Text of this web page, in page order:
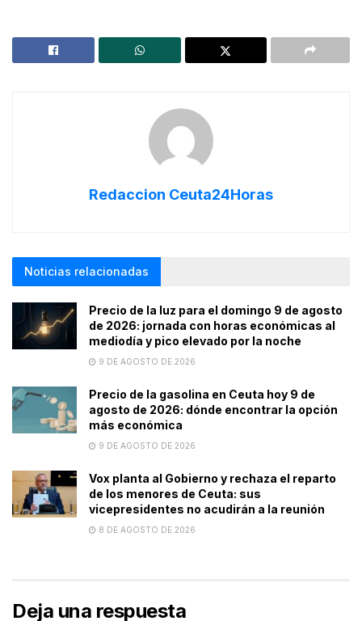
Redaccion Ceuta24Horas
Noticias relacionadas
Precio de la luz para el domingo 9 de agosto
de 2026: jornada con horas económicas al
mediodía y pico elevado por la noche
9 DE AGOSTO DE 2026
Precio de la gasolina en Ceuta hoy 9 de
agosto de 2026: dónde encontrar la opción
más económica
9 DE AGOSTO DE 2026
Vox planta al Gobierno y rechaza el reparto
de los menores de Ceuta: sus
vicepresidentes no acudirán a la reunión
8 DE AGOSTO DE 2026
Deja una respuesta